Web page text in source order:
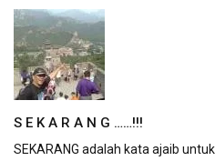
S E K A R A N G ……!!!
SEKARANG adalah kata ajaib